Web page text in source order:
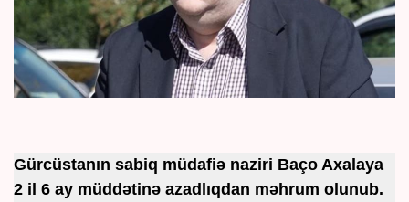
Gürcüstanın sabiq müdafiə naziri Baço Axalaya
2 il 6 ay müddətinə azadlıqdan məhrum olunub.